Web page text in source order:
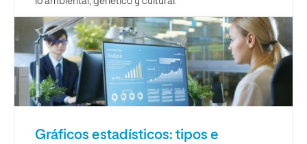
Gráficos estadísticos: tipos e